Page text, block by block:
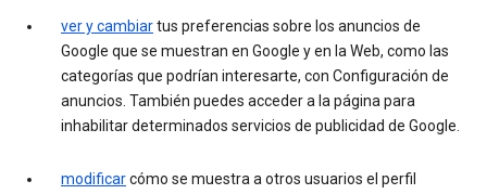
ver y cambiartus preferencias sobre los anuncios de
Google que se muestran en Google y en la Web, como las
categorías que podrían interesarte, con Configuración de
anuncios. También puedes acceder a la página para
inhabilitar determinados servicios de publicidad de Google.
modificarcómo se muestra a otros usuarios el perfil